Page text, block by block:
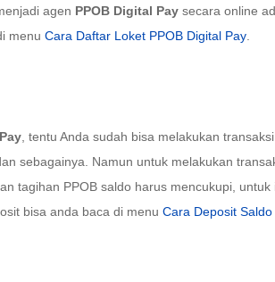
agen PPOB Digital Pay secara online
menu Cara Daftar Loket PPOB Digital Pay
, tentu Anda sudah bisa melakukan
sebagainya. Namun untuk melakukan
tagihan PPOB saldo harus mencukupi,
bisa anda baca di menu Cara Deposit